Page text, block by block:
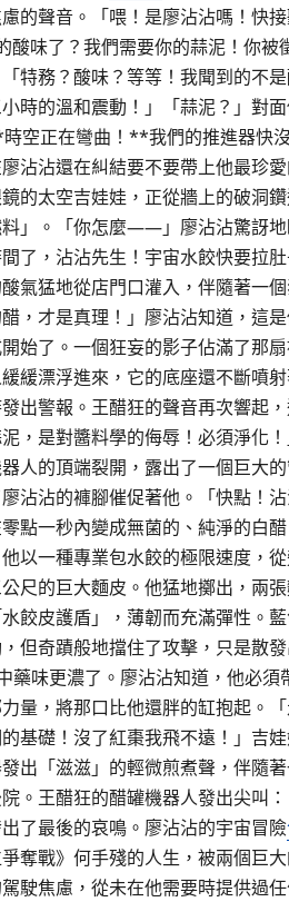
的聲音。「喂！是廖沾沾嗎！快
酸味了？我們需要你的蒜泥！你
特務？酸味？等等！我聞到的不
時的溫和震動！」「蒜泥？」對
時空正在彎曲！**我們的推進器快
沾還在糾結要不要帶上他最珍
的太空吉娃娃，正從牆上的破洞
」。「你怎麼——」廖沾沾驚訝
了，沾沾先生！宇宙水餃快要拉
氣猛地從店門口灌入，伴隨著一
，才是真理！」廖沾沾知道，這
始了。一個狂妄的影子佔滿了那
緩漂浮進來，它的底座還不斷噴
出警報。王醋狂的聲音再次響起
，是對醬料學的侮辱！必須淨化
人的頂端裂開，露出了一個巨大
沾沾的褲腳催促著他。「快點！
點一秒內變成無菌的、純淨的白
以一種專業包水餃的極限速度，
尺的巨大麵皮。他猛地擲出，兩
餃皮護盾」，薄韌而充滿彈性。
但奇蹟般地擋住了攻擊，只是散
藥味更濃了。廖沾沾知道，他必
量，將那口比他還胖的缸抱起。
基礎！沒了紅棗我飛不遠！」吉
出「滋滋」的輕微煎煮聲，伴隨
。王醋狂的醋罐機器人發出尖叫
了最後的哀鳴。廖沾沾的宇宙冒險
奪戰》何手殘的人生，被兩個巨
駛焦慮，從未在他需要時提供過